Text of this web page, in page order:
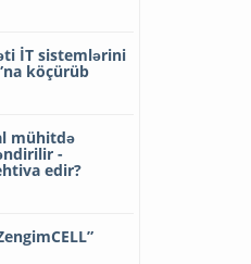
İT sistemlərini
köçürüb
mühitdə
-
edir?